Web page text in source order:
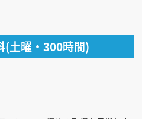
(土曜・300時間)